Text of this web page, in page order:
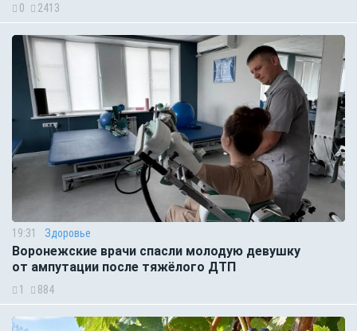
0 2413
19:31 Здоровье
Воронежские врачи спасли молодую девушку
от ампутации после тяжёлого ДТП
1 884